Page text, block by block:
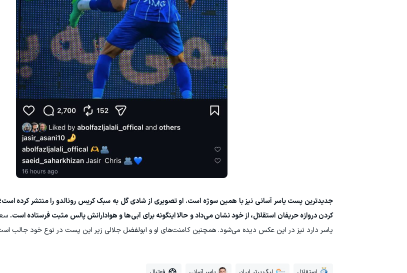
جدیدترین پست یاسر آسانی نیز با همین سوژه است. او تصویری از شادی گل به سبک کریس رونالدو را منتشر کرده
کردن دروازه حریفان استقلال، از خود نشان می‌داد و حالا اینگونه برای آبی‌ها و هوادارانش پالس مثبت فرستاده است.
یاسر دارد نیز در این عکس دیده می‌شود. همچنین کامنت‌های او و ابولفضل جلالی زیر این پست در نوع خود جالب